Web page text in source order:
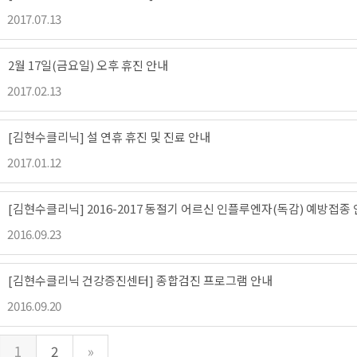
2017.07.13
2월 17일(금요일) 오후 휴진 안내
2017.02.13
[김현수클리닉] 설 연휴 휴진 및 진료 안내
2017.01.12
[김현수클리닉] 2016-2017 동절기 어르신 인플루엔자(독감) 예방접종
2016.09.23
[김현수클리닉 건강증진센터] 종합검진 프로그램 안내
2016.09.20
1(current)
2 »